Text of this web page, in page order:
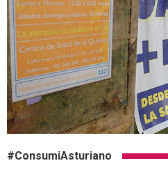
#ConsumiAsturiano